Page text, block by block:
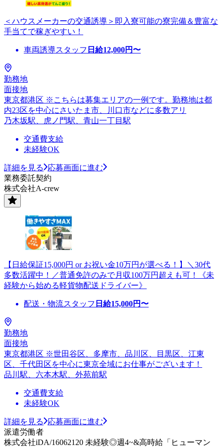
＜ハウスメーカーの交通誘導＞即入寮可能の寮完備＆豊富な
手当てで稼ぎやすい！
車両誘導スタッフ 日給12,000円〜
勤務地
面接地
東京都港区 ※こちらは募集エリアの一例です。勤務地は都
内23区を中心にさいたま市、川口市などに多数アリ
乃木坂駅、虎ノ門駅、青山一丁目駅
交通費支給
未経験OK
詳細を見る
応募画面に進む
業務委託契約
株式会社A-crew
【日給保証15,000円 or お祝い金10万円が選べる！】＼30代
多数活躍中！／普通免許のみで月収100万円超えも可！《未
経験から始める軽貨物配送ドライバー》
配送・物流スタッフ 日給15,000円〜
勤務地
面接地
東京都港区 ※世田谷区、多摩市、品川区、目黒区、江東
区、千代田区を中心に東京全域にお仕事がございます！
品川駅、六本木駅、外苑前駅
交通費支給
未経験OK
詳細を見る
応募画面に進む
派遣労働者
株式会社iDA/16062120 未経験◎週4~&高時給「ヒューマン